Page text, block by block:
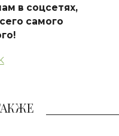
в соцсетях,
самого